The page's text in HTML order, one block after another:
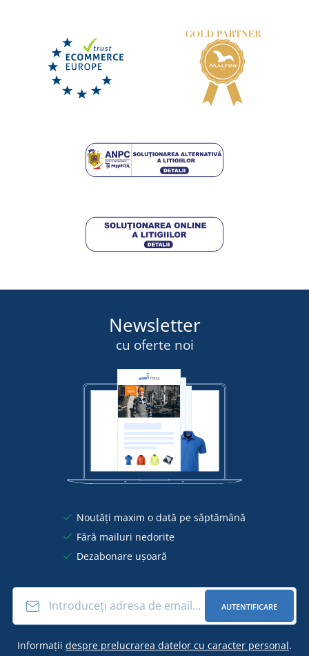
Newsletter
cu oferte noi
Noutăți maxim o dată pe săptămână
Fără mailuri nedorite
Dezabonare ușoară
AUTENTIFICARE
Informații despre prelucrarea datelor cu caracter personal.